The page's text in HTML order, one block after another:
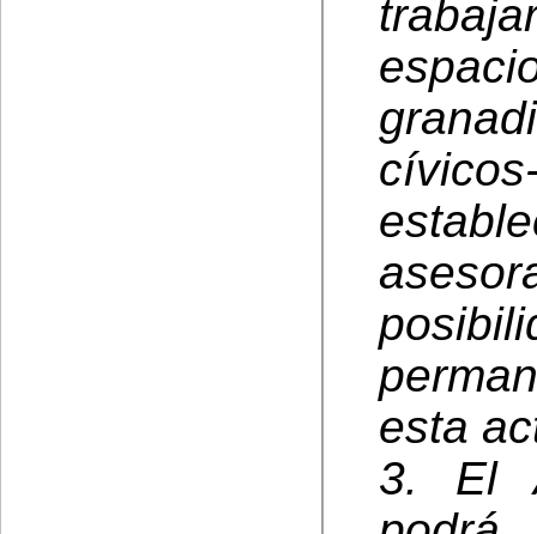
esta
3. El